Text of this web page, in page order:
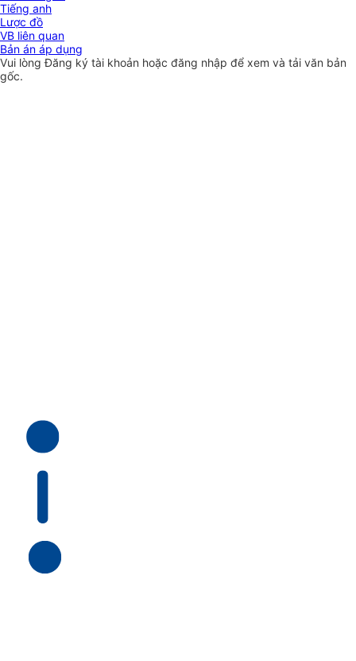
Tiếng anh
Lược đồ
VB liên quan
Bản án áp dụng
Vui lòngĐăng ký tài khoản hoặc đăng nhập để xem và tải văn bản
gốc.